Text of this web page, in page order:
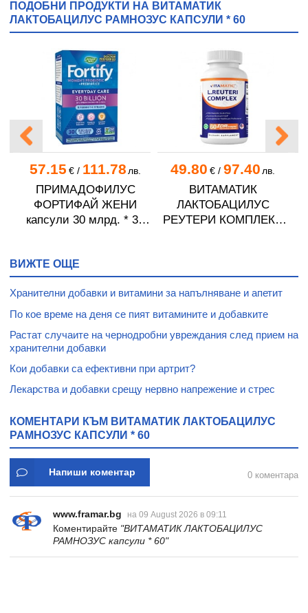
ПОДОБНИ ПРОДУКТИ НА ВИТАМАТИК
ЛАКТОБАЦИЛУС РАМНОЗУС КАПСУЛИ * 60
57.15 €/ 111.78 лв.
ПРИМАДОФИЛУС
ФОРТИФАЙ ЖЕНИ
капсули 30 млрд. * 30
49.80 €/ 97.40 лв.
ВИТАМАТИК
ЛАКТОБАЦИЛУС
РЕУТЕРИ КОМПЛЕКС
ВИЖТЕ ОЩЕ
Хранителни добавки и витамини за напълняване и апетит
По кое време на деня се пият витамините и добавките
Растат случаите на чернодробни увреждания след прием на
хранителни добавки
Кои добавки са ефективни при артрит?
Лекарства и добавки срещу нервно напрежение и стрес
КОМЕНТАРИ КЪМ ВИТАМАТИК ЛАКТОБАЦИЛУС
РАМНОЗУС КАПСУЛИ * 60
Напиши коментар 0 коментара
www.framar.bg на 09 August 2026 в 09:11
Коментирайте "ВИТАМАТИК ЛАКТОБАЦИЛУС
РАМНОЗУС капсули * 60"